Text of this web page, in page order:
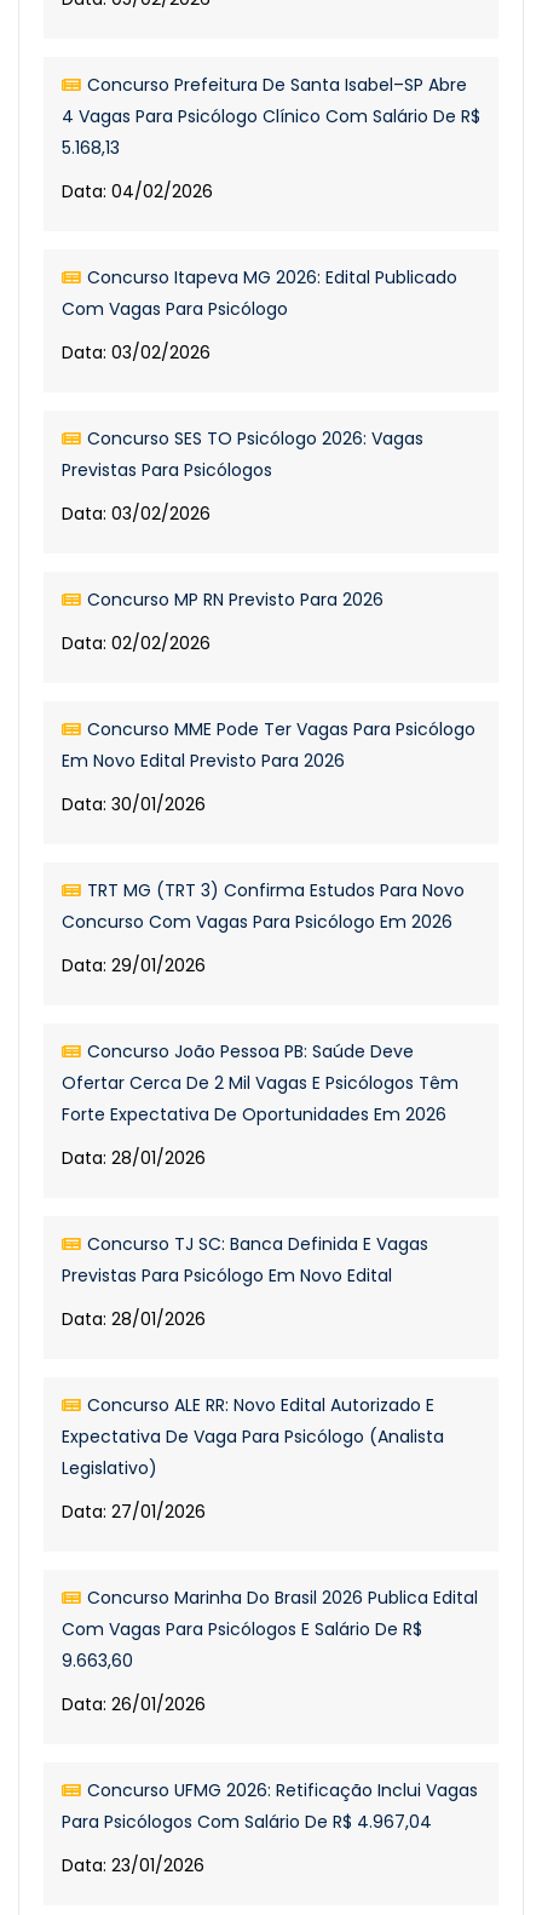
Concurso Prefeitura De Santa Isabel–SP Abre
4 Vagas Para Psicólogo Clínico Com Salário De R$
5.168,13
Data: 04/02/2026
Concurso Itapeva MG 2026: Edital Publicado
Com Vagas Para Psicólogo
Data: 03/02/2026
Concurso SES TO Psicólogo 2026: Vagas
Previstas Para Psicólogos
Data: 03/02/2026
Concurso MP RN Previsto Para 2026
Data: 02/02/2026
Concurso MME Pode Ter Vagas Para Psicólogo
Em Novo Edital Previsto Para 2026
Data: 30/01/2026
TRT MG (TRT 3) Confirma Estudos Para Novo
Concurso Com Vagas Para Psicólogo Em 2026
Data: 29/01/2026
Concurso João Pessoa PB: Saúde Deve
Ofertar Cerca De 2 Mil Vagas E Psicólogos Têm
Forte Expectativa De Oportunidades Em 2026
Data: 28/01/2026
Concurso TJ SC: Banca Definida E Vagas
Previstas Para Psicólogo Em Novo Edital
Data: 28/01/2026
Concurso ALE RR: Novo Edital Autorizado E
Expectativa De Vaga Para Psicólogo (Analista
Legislativo)
Data: 27/01/2026
Concurso Marinha Do Brasil 2026 Publica Edital
Com Vagas Para Psicólogos E Salário De R$
9.663,60
Data: 26/01/2026
Concurso UFMG 2026: Retificação Inclui Vagas
Para Psicólogos Com Salário De R$ 4.967,04
Data: 23/01/2026